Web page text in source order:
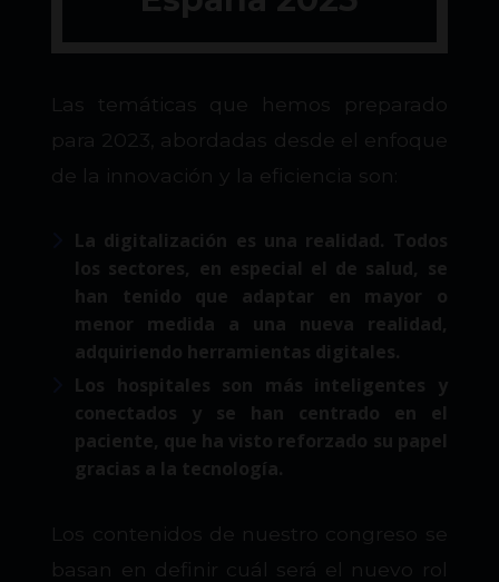
Las temáticas que hemos preparado
para 2023, abordadas desde el enfoque
de la innovación y la eficiencia son:
La digitalización es una realidad. Todos
los sectores, en especial el de salud, se
han tenido que adaptar en mayor o
menor medida a una nueva realidad,
adquiriendo herramientas digitales.
Los hospitales son más inteligentes y
conectados y se han centrado en el
paciente, que ha visto reforzado su papel
gracias a la tecnología.
Los contenidos de nuestro congreso se
basan en definir cuál será el nuevo rol